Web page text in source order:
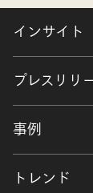
インサイト
プレスリリ
事例
トレンド